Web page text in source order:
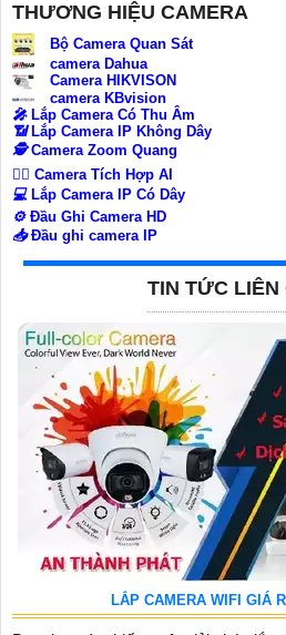
THƯƠNG HIỆU CAMERA
Bộ Camera Quan Sát
camera Dahua
Camera HIKVISON
camera KBvision
️🎤️ Lắp Camera Có Thu Âm
📶 Lắp Camera IP Không Dây
🕵️Camera Zoom Quang
🧛‍♀️ Camera Tích Hợp AI
💻Lắp Camera IP Có Dây
⚙️Đầu Ghi Camera HD
📥Đầu ghi camera IP
TIN TỨC LIÊN
LẮP CAMERA WIFI GIÁ